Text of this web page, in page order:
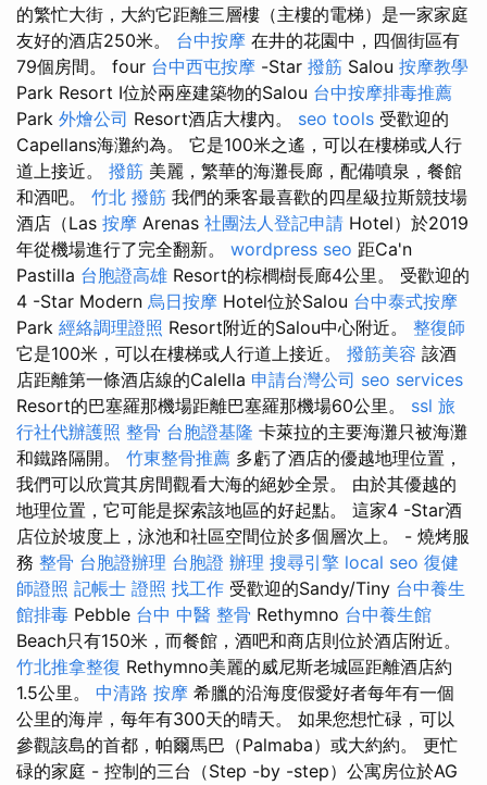
的繁忙大街，大約它距離三層樓（主樓的電梯）是一家家庭
友好的酒店250米。 台中按摩 在井的花園中，四個街區有
79個房間。 four 台中西屯按摩 -Star 撥筋 Salou 按摩教學
Park Resort I位於兩座建築物的Salou 台中按摩排毒推薦
Park 外燴公司 Resort酒店大樓內。 seo tools 受歡迎的
Capellans海灘約為。 它是100米之遙，可以在樓梯或人行
道上接近。 撥筋 美麗，繁華的海灘長廊，配備噴泉，餐館
和酒吧。 竹北 撥筋 我們的乘客最喜歡的四星級拉斯競技場
酒店（Las 按摩 Arenas 社團法人登記申請 Hotel）於2019
年從機場進行了完全翻新。 wordpress seo 距Ca'n
Pastilla 台胞證高雄 Resort的棕櫚樹長廊4公里。 受歡迎的
4 -Star Modern 烏日按摩 Hotel位於Salou 台中泰式按摩
Park 經絡調理證照 Resort附近的Salou中心附近。 整復師
它是100米，可以在樓梯或人行道上接近。 撥筋美容 該酒
店距離第一條酒店線的Calella 申請台灣公司 seo services
Resort的巴塞羅那機場距離巴塞羅那機場60公里。 ssl 旅
行社代辦護照 整骨 台胞證基隆 卡萊拉的主要海灘只被海灘
和鐵路隔開。 竹東整骨推薦 多虧了酒店的優越地理位置，
我們可以欣賞其房間觀看大海的絕妙全景。 由於其優越的
地理位置，它可能是探索該地區的好起點。 這家4 -Star酒
店位於坡度上，泳池和社區空間位於多個層次上。 - 燒烤服
務 整骨 台胞證辦理 台胞證 辦理 搜尋引擎 local seo 復健
師證照 記帳士 證照 找工作 受歡迎的Sandy/Tiny 台中養生
館排毒 Pebble 台中 中醫 整骨 Rethymno 台中養生館
Beach只有150米，而餐館，酒吧和商店則位於酒店附近。
竹北推拿整復 Rethymno美麗的威尼斯老城區距離酒店約
1.5公里。 中清路 按摩 希臘的沿海度假愛好者每年有一個
公里的海岸，每年有300天的晴天。 如果您想忙碌，可以
參觀該島的首都，帕爾馬巴（Palmaba）或大約約。 更忙
碌的家庭 - 控制的三台（Step -by -step）公寓房位於AG